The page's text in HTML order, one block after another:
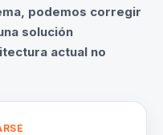
podemos corregir
solución
actual no